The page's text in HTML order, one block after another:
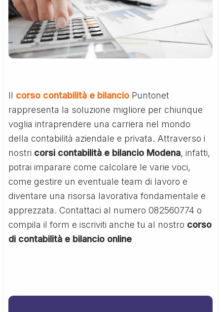
Il corso contabilità e bilancio Puntonet
rappresenta la soluzione migliore per chiunque
voglia intraprendere una carriera nel mondo
della contabilità aziendale e privata. Attraverso i
nostri corsi contabilità e bilancio Modena, infatti,
potrai imparare come calcolare le varie voci,
come gestire un eventuale team di lavoro e
diventare una risorsa lavorativa fondamentale e
apprezzata. Contattaci al numero 082560774 o
compila il form e iscriviti anche tu al nostro corso
di contabilità e bilancio online